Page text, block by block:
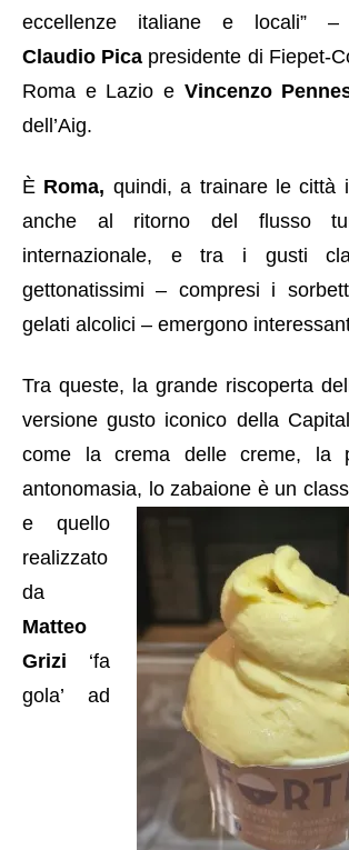
eccellenze italiane e locali” –
Claudio Pica presidente di Fiepet-
Roma e Lazio e Vincenzo
dell’Aig.
È Roma, quindi, a trainare le città
anche al ritorno del flusso
internazionale, e tra i gusti
gettonatissimi – compresi i
gelati alcolici – emergono
Tra queste, la grande riscoperta
versione gusto iconico della
come la crema delle creme, la
antonomasia, lo zabaione è un
e quello
realizzato
da
Matteo
Grizi ‘fa
gola’ ad